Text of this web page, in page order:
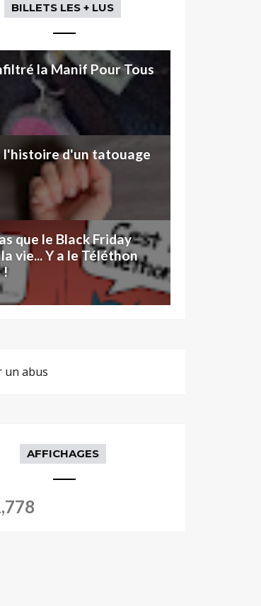
BILLETS LES + LUS
la Manif Pour Tous
l'histoire d'un tatouage
que le Black Friday
vie... Y a le Téléthon
!
un abus
AFFICHAGES